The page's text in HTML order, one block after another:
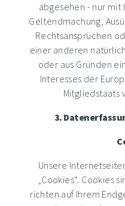
abgesehen - nur mit
Geltendmachung,
Rechtsansprüchen
einer anderen
oder aus Gründen
Interesses der
Mitgliedstaats
3.
Unsere
„Cookies“. Cookies
richten auf Ihrem